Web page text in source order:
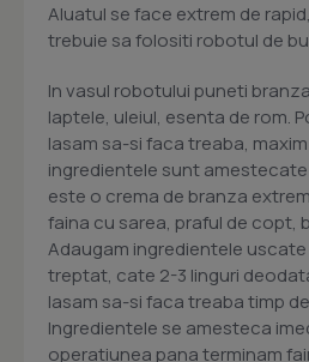
Aluatul se face extrem de
trebuie sa folositi robotul de
In vasul robotului puneti
laptele, uleiul, esenta de rom.
lasam sa-si faca treaba,
ingredientele sunt
este o crema de branza
faina cu sarea, praful de copt,
Adaugam ingredientele uscate
treptat, cate 2-3 linguri
lasam sa-si faca treaba timp
Ingredientele se amesteca
operatiunea pana terminam